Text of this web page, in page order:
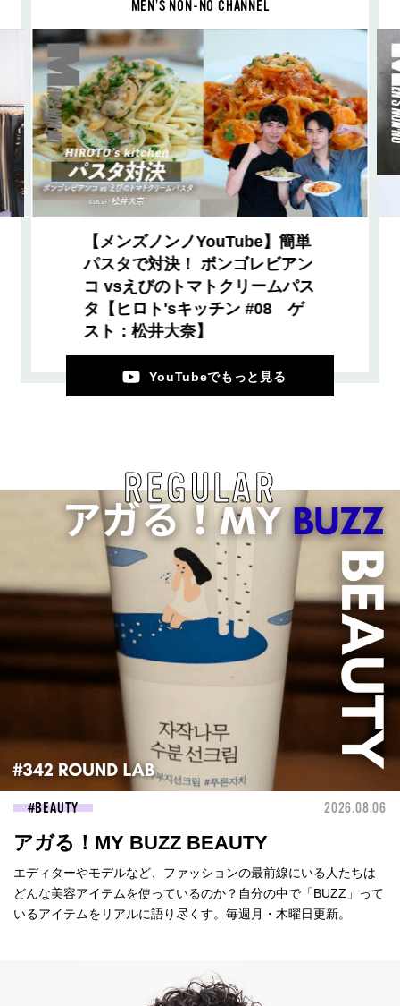
MEN’S NON-NO CHANNEL
【メンズノンノYouTube】簡単
パスタで対決！ ボンゴレビアン
コ vsえびのトマトクリームパス
タ【ヒロト'sキッチン #08 ゲ
スト：松井大奈】
YouTubeでもっと見る
REGULAR
BEAUTY 2026.08.06
アガる！MY BUZZ BEAUTY
エディターやモデルなど、ファッションの最前線にいる人たちは
どんな美容アイテムを使っているのか？自分の中で「BUZZ」って
いるアイテムをリアルに語り尽くす。毎週月・木曜日更新。